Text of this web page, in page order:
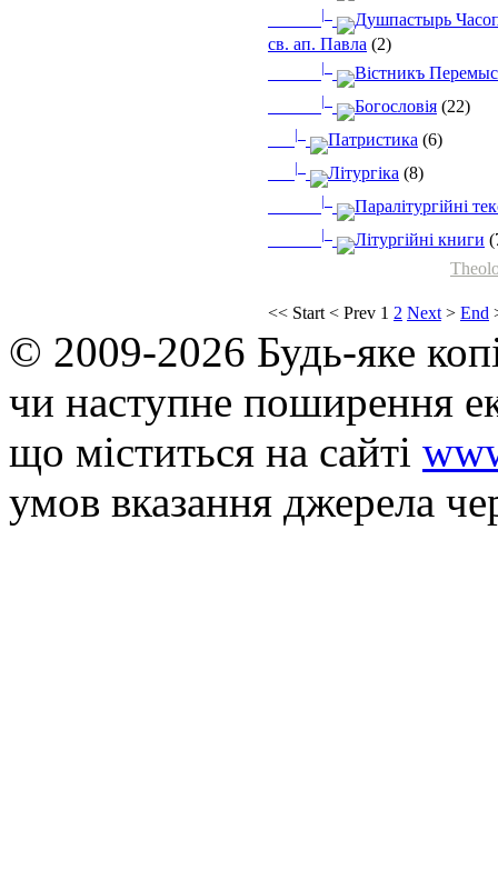
<< Start < Prev 1 2 Next > End
|_
Душпастырь
св. ап. Павла (2)
|_ Вістникъ
|_ Богословія (22)
|_ Патристика (6)
|_ Літургіка (8)
|_ Паралітургійні
|_ Літургійні книги
© 2009-2026 Будь-яке
чи наступне поширення
що мiститься на сайті
умов вказання джерела